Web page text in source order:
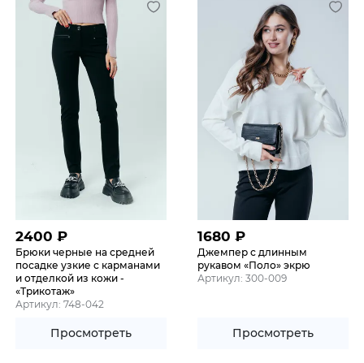
2400 ₽
Брюки черные на средней
посадке узкие с карманами
и отделкой из кожи -
«Трикотаж»
Артикул: 748-042
Просмотреть
1680 ₽
Джемпер с длинным
рукавом «Поло» экрю
Артикул: 300-009
Просмотреть